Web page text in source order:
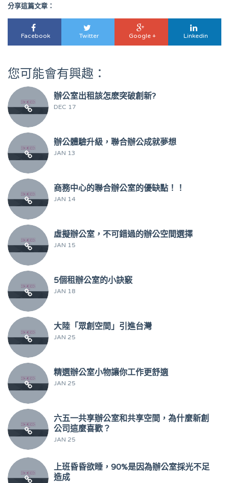
分享這篇文章：
Facebook Twitter Google + Linkedin
您可能會有興趣：
辦公室出租該怎麽突破創新?
DEC 17
辦公體驗升級，聯合辦公成就夢想
JAN 13
商務中心的聯合辦公室的優缺點！！
JAN 14
虛擬辦公室，不可錯過的辦公空間選擇
JAN 15
5個租辦公室的小訣竅
JAN 18
大陸「眾創空間」引進台灣
JAN 25
精選辦公室小物讓你工作更舒適
JAN 25
六五一共享辦公室和共享空間，為什麼新創
公司這麼喜歡？
JAN 25
上班昏昏欲睡，90%是因為辦公室採光不足
造成